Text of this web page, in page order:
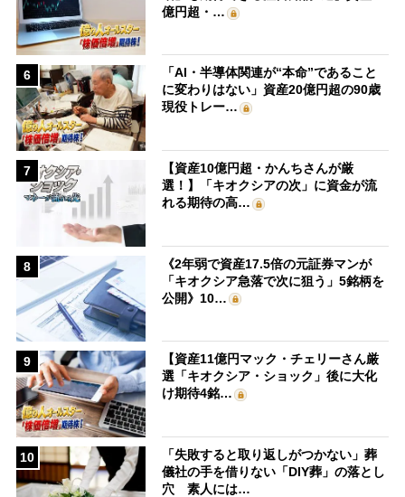
億円超・…
6
「AI・半導体関連が“本命”であること
に変わりはない」資産20億円超の90歳
現役トレー…
7
【資産10億円超・かんちさんが厳
選！】「キオクシアの次」に資金が流
れる期待の高…
8
《2年弱で資産17.5倍の元証券マンが
「キオクシア急落で次に狙う」5銘柄を
公開》10…
9
【資産11億円マック・チェリーさん厳
選「キオクシア・ショック」後に大化
け期待4銘…
10
「失敗すると取り返しがつかない」葬
儀社の手を借りない「DIY葬」の落とし
穴 素人には…